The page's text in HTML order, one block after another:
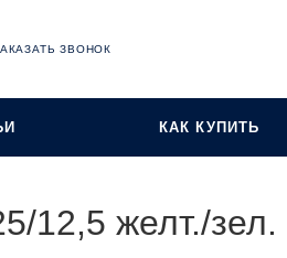
ЗВОНОК
КАК КУПИТЬ
12,5 желт./